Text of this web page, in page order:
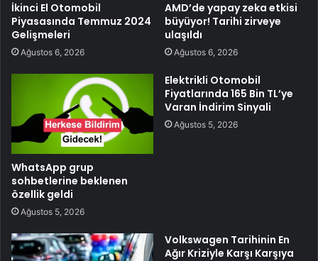
İkinci El Otomobil
Piyasasında Temmuz 2024
Gelişmeleri
Ağustos 6, 2026
AMD’de yapay zeka etkisi
büyüyor! Tarihi zirveye
ulaşıldı
Ağustos 6, 2026
WhatsApp grup
sohbetlerine beklenen
özellik geldi
Ağustos 5, 2026
Elektrikli Otomobil
Fiyatlarında 165 Bin TL’ye
Varan İndirim Sinyali
Ağustos 5, 2026
Volkswagen Tarihinin En
Ağır Kriziyle Karşı Karşıya